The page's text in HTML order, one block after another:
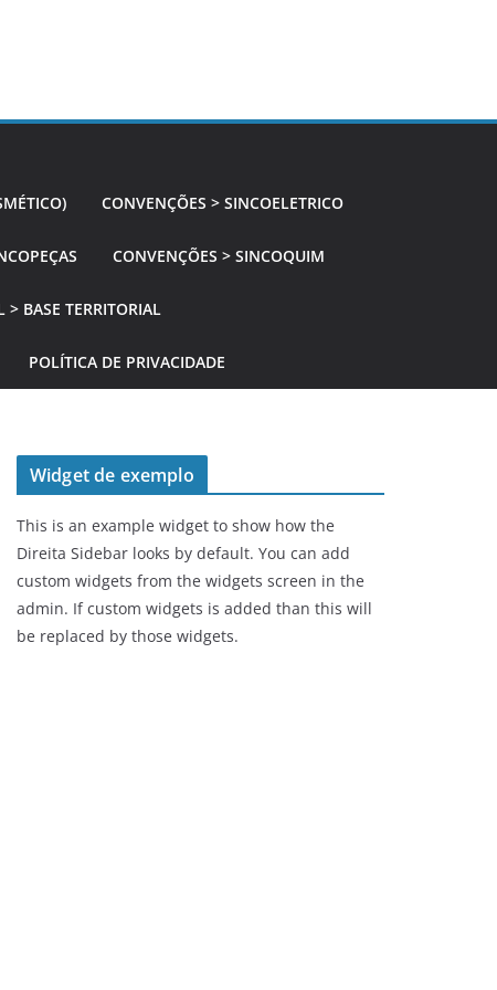
CONVENÇÕES > SINCOELETRICO
CONVENÇÕES > SINCOQUIM
> BASE TERRITORIAL
POLÍTICA DE PRIVACIDADE
Widget de exemplo
This is an example widget to show how the
Direita Sidebar looks by default. You can add
custom widgets from the widgets screen in the
admin. If custom widgets is added than this will
be replaced by those widgets.